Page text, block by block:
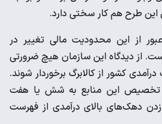
این طرح هم کار سختی دارد.
از این محدودیت مالی تغییر در
از دیدگاه این سازمان هیچ ضرورتی
که هر 10 دهک درآمدی کشور از کالابرگ برخوردار شوند.
تخصیص این منابع به شش یا هفت
دهک‌های بالای درآمدی از فهرست